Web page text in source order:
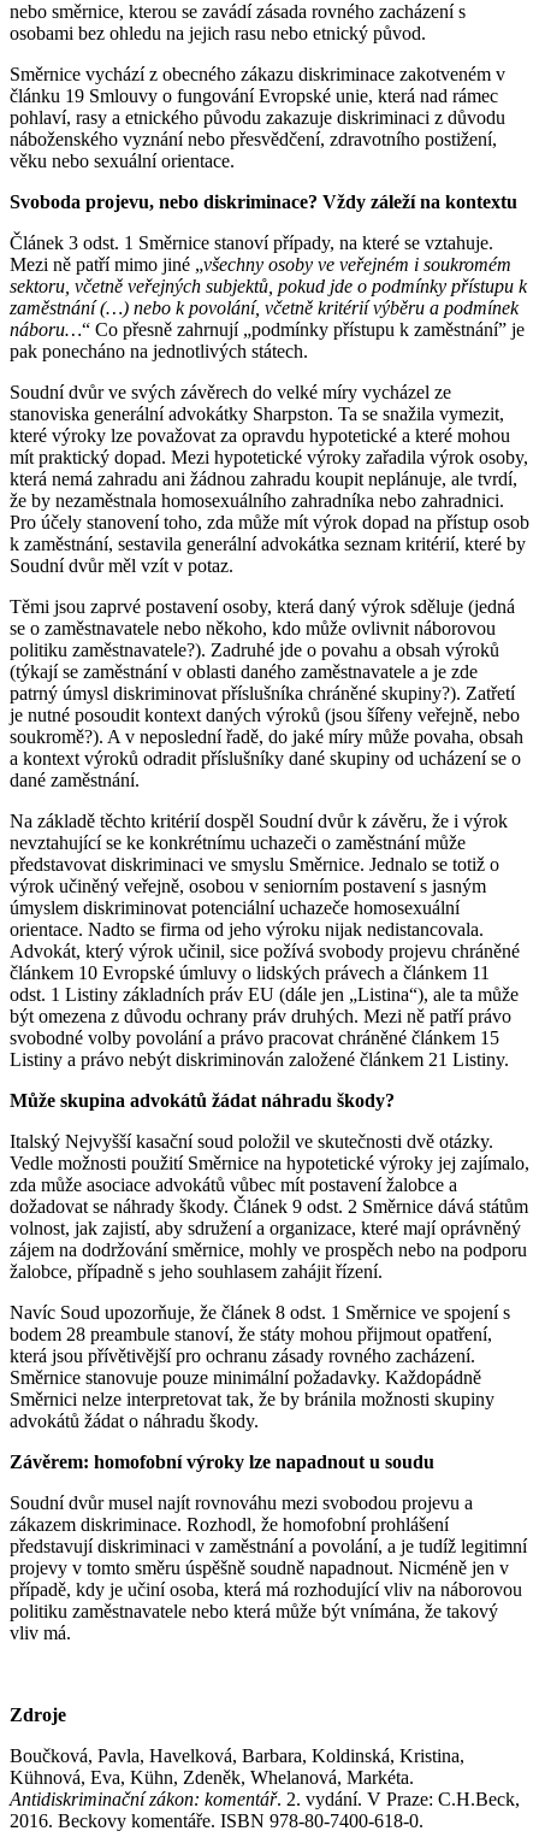
nebo směrnice, kterou se zavádí zásada rovného zacházení s
osobami bez ohledu na jejich rasu nebo etnický původ.
Směrnice vychází z obecného zákazu diskriminace zakotveném v
článku 19 Smlouvy o fungování Evropské unie, která nad rámec
pohlaví, rasy a etnického původu zakazuje diskriminaci z důvodu
náboženského vyznání nebo přesvědčení, zdravotního postižení,
věku nebo sexuální orientace.
Svoboda projevu, nebo diskriminace? Vždy záleží na kontextu
Článek 3 odst. 1 Směrnice stanoví případy, na které se vztahuje.
Mezi ně patří mimo jiné „všechny osoby ve veřejném i soukromém
sektoru, včetně veřejných subjektů, pokud jde o podmínky přístupu k
zaměstnání (…) nebo k povolání, včetně kritérií výběru a podmínek
náboru…“ Co přesně zahrnují „podmínky přístupu k zaměstnání” je
pak ponecháno na jednotlivých státech.
Soudní dvůr ve svých závěrech do velké míry vycházel ze
stanoviska generální advokátky Sharpston. Ta se snažila vymezit,
které výroky lze považovat za opravdu hypotetické a které mohou
mít praktický dopad. Mezi hypotetické výroky zařadila výrok osoby,
která nemá zahradu ani žádnou zahradu koupit neplánuje, ale tvrdí,
že by nezaměstnala homosexuálního zahradníka nebo zahradnici.
Pro účely stanovení toho, zda může mít výrok dopad na přístup osob
k zaměstnání, sestavila generální advokátka seznam kritérií, které by
Soudní dvůr měl vzít v potaz.
Těmi jsou zaprvé postavení osoby, která daný výrok sděluje (jedná
se o zaměstnavatele nebo někoho, kdo může ovlivnit náborovou
politiku zaměstnavatele?). Zadruhé jde o povahu a obsah výroků
(týkají se zaměstnání v oblasti daného zaměstnavatele a je zde
patrný úmysl diskriminovat příslušníka chráněné skupiny?). Zatřetí
je nutné posoudit kontext daných výroků (jsou šířeny veřejně, nebo
soukromě?). A v neposlední řadě, do jaké míry může povaha, obsah
a kontext výroků odradit příslušníky dané skupiny od ucházení se o
dané zaměstnání.
Na základě těchto kritérií dospěl Soudní dvůr k závěru, že i výrok
nevztahující se ke konkrétnímu uchazeči o zaměstnání může
představovat diskriminaci ve smyslu Směrnice. Jednalo se totiž o
výrok učiněný veřejně, osobou v seniorním postavení s jasným
úmyslem diskriminovat potenciální uchazeče homosexuální
orientace. Nadto se firma od jeho výroku nijak nedistancovala.
Advokát, který výrok učinil, sice požívá svobody projevu chráněné
článkem 10 Evropské úmluvy o lidských právech a článkem 11
odst. 1 Listiny základních práv EU (dále jen „Listina“), ale ta může
být omezena z důvodu ochrany práv druhých. Mezi ně patří právo
svobodné volby povolání a právo pracovat chráněné článkem 15
Listiny a právo nebýt diskriminován založené článkem 21 Listiny.
Může skupina advokátů žádat náhradu škody?
Italský Nejvyšší kasační soud položil ve skutečnosti dvě otázky.
Vedle možnosti použití Směrnice na hypotetické výroky jej zajímalo,
zda může asociace advokátů vůbec mít postavení žalobce a
dožadovat se náhrady škody. Článek 9 odst. 2 Směrnice dává státům
volnost, jak zajistí, aby sdružení a organizace, které mají oprávněný
zájem na dodržování směrnice, mohly ve prospěch nebo na podporu
žalobce, případně s jeho souhlasem zahájit řízení.
Navíc Soud upozorňuje, že článek 8 odst. 1 Směrnice ve spojení s
bodem 28 preambule stanoví, že státy mohou přijmout opatření,
která jsou přívětivější pro ochranu zásady rovného zacházení.
Směrnice stanovuje pouze minimální požadavky. Každopádně
Směrnici nelze interpretovat tak, že by bránila možnosti skupiny
advokátů žádat o náhradu škody.
Závěrem: homofobní výroky lze napadnout u soudu
Soudní dvůr musel najít rovnováhu mezi svobodou projevu a
zákazem diskriminace. Rozhodl, že homofobní prohlášení
představují diskriminaci v zaměstnání a povolání, a je tudíž legitimní
projevy v tomto směru úspěšně soudně napadnout. Nicméně jen v
případě, kdy je učiní osoba, která má rozhodující vliv na náborovou
politiku zaměstnavatele nebo která může být vnímána, že takový
vliv má.
Zdroje
Boučková, Pavla, Havelková, Barbara, Koldinská, Kristina,
Kühnová, Eva, Kühn, Zdeněk, Whelanová, Markéta.
Antidiskriminační zákon: komentář. 2. vydání. V Praze: C.H.Beck,
2016. Beckovy komentáře. ISBN 978-80-7400-618-0.